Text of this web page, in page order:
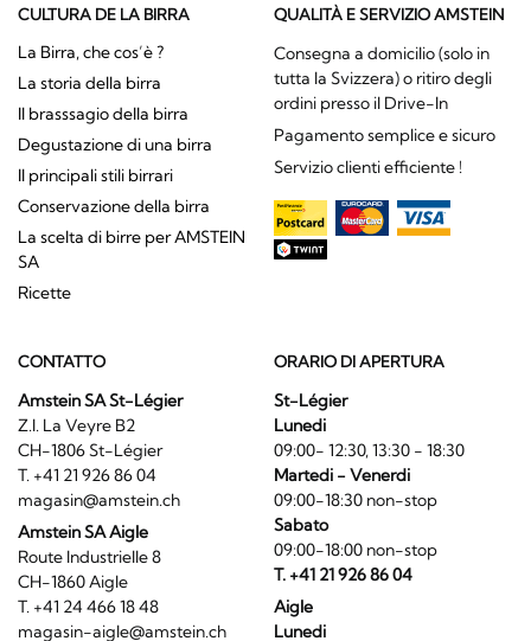
CULTURA DE LA BIRRA
La Birra, che cos’è ?
La storia della birra
Il brasssagio della birra
Degustazione di una birra
Il principali stili birrari
Conservazione della birra
La scelta di birre per AMSTEIN
SA
Ricette
QUALITÀ E SERVIZIO AMSTEIN
Consegna a domicilio (solo in
tutta la Svizzera) o ritiro degli
ordini presso il Drive-In
Pagamento semplice e sicuro
Servizio clienti efficiente !
CONTATTO
Amstein SA St-Légier
Z.I. La Veyre B2
CH-1806 St-Légier
T. +41 21 926 86 04
magasin@amstein.ch
Amstein SA Aigle
Route Industrielle 8
CH-1860 Aigle
T. +41 24 466 18 48
magasin-aigle@amstein.ch
ORARIO DI APERTURA
St-Légier
Lunedi
09:00- 12:30, 13:30 - 18:30
Martedi - Venerdi
09:00-18:30 non-stop
Sabato
09:00-18:00 non-stop
T. +41 21 926 86 04
Aigle
Lunedi